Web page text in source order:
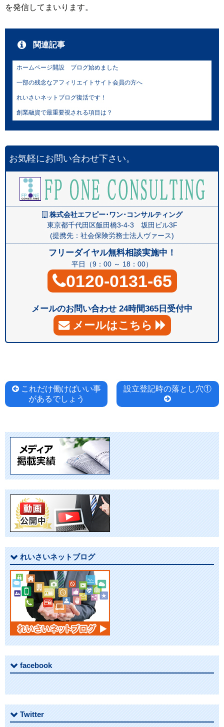
を発信してまいります。
関連記事
ホームページ開設 ブログ始めました
一部の残念なアフィリエイトサイト会員の方へ
れいさいネットブログ復活です！
創業融資で最重要視される項目は？
お気軽にお問い合わせ下さい。
株式会社エフピー･ワン･コンサルティング
東京都千代田区飯田橋3-4-3 坂田ビル3F
(提携先：社会保険労務士法人ヴァース)
フリーダイヤル無料相談実施中！
平日（9：00 ～ 18：00）
0120-0131-65
メールのお問い合わせ 24時間365日受付中
メールはこちら
投
ナ
ゲ
シ
ョ
ン
これだけ働けばいい事
があるでしょう
設立登記時の落とし穴①
れいさいネットブログ
facebook
Twitter